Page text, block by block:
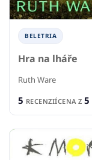
BELETRIA
Hra na lháře
Ruth Ware
5 RECENZIÍCENA Z 5